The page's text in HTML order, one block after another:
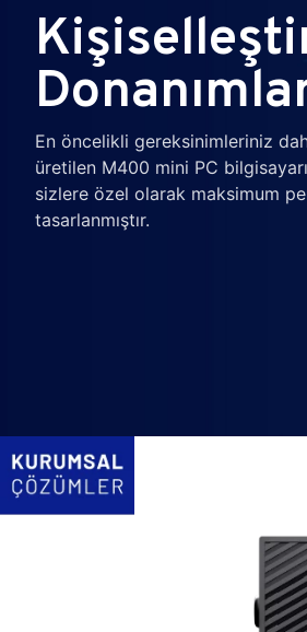
En öncelikli gereksinimleriniz
üretilen M400 mini PC
sizlere özel olarak maksimum
tasarlanmıştır.